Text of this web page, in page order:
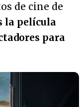
de cine de
la película
para